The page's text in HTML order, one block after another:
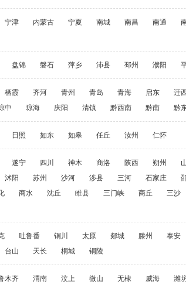
宁津 内蒙古 宁夏 南城 南昌 南通
盘锦 磐石 萍乡 沛县 邳州 濮阳
栖霞 齐河 青州 青岛 青海 启东 迁
中 琼海 庆阳 清镇 黔西南 黔南 黔
日照 如东 如皋 任丘 汝州 仁怀
遂宁 四川 神木 商洛 陕西 朔州
沭阳 苏州 沙河 涉县 三河 石家庄
商水 沈丘 睢县 三门峡 商丘 三沙
吐鲁番 铜川 太原 郯城 滕州 泰安
台山 天长 桐城 铜陵
木齐 渭南 汶上 微山 无棣 威海 潍